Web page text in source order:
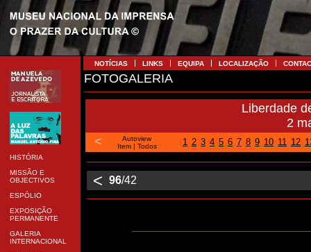
HISTÓRIA
MISSÃO E
OBJECTIVOS
ESPÓLIO
EXPOSIÇÃO
PERMANENTE
GALERIA
INTERNACIONAL
NOTÍCIAS LINKS EQUIPA LOCALIZAÇÃO
FOTOGALERIA
Liberdade
2
<
Autoview
Item| Todos 1 2 3 4 5 6 7 8 9 10 11 12
< 96/42